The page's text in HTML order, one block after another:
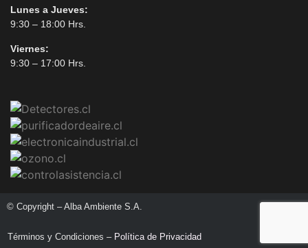
Lunes a Jueves:
9:30 – 18:00 Hrs.
Viernes:
9:30 – 17:00 Hrs.
© Copyright – Alba Ambiente S.A.
Términos y Condiciones – Política de Privacidad